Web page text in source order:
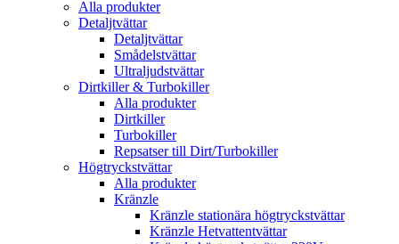
Alla produkter
Detaljtvättar
Detaljtvättar
Smådelstvättar
Ultraljudstvättar
Dirtkiller & Turbokiller
Alla produkter
Dirtkiller
Turbokiller
Repsatser till Dirt/Turbokiller
Högtryckstvättar
Alla produkter
Kränzle
Kränzle stationära högtryckstvättar
Kränzle Hetvattentvättar